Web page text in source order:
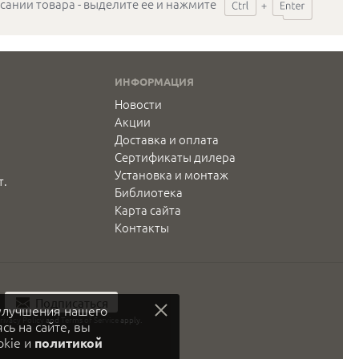
нашего
на сайте, вы
и политикой
товара - выделите ее и нажмите
ИНФОРМАЦИЯ
Новости
Акции
Доставка и оплата
Сертификаты дилера
Установка и монтаж
Библиотека
Карта сайта
Контакты
Подписаться
Policy and Terms of Service apply.